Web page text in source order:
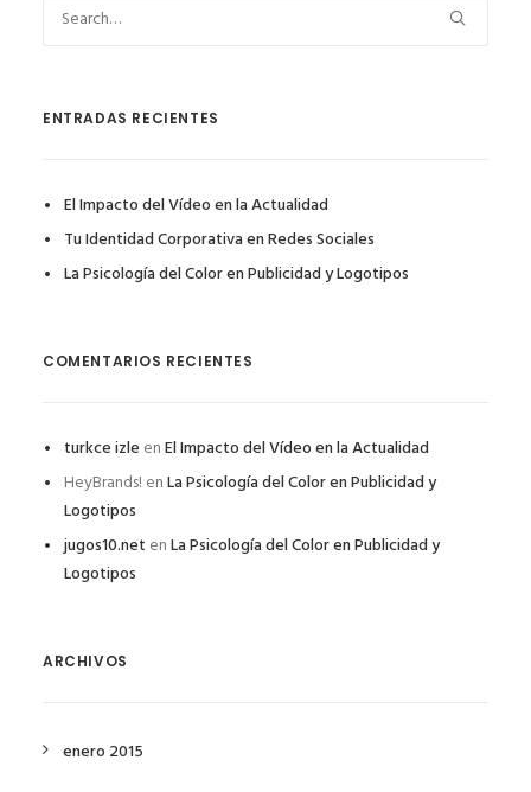
ENTRADAS RECIENTES
El Impacto del Vídeo en la Actualidad
Tu Identidad Corporativa en Redes Sociales
La Psicología del Color en Publicidad y Logotipos
COMENTARIOS RECIENTES
turkce izle enEl Impacto del Vídeo en la Actualidad
HeyBrands! enLa Psicología del Color en Publicidad y
Logotipos
jugos10.net enLa Psicología del Color en Publicidad y
Logotipos
ARCHIVOS
enero 2015